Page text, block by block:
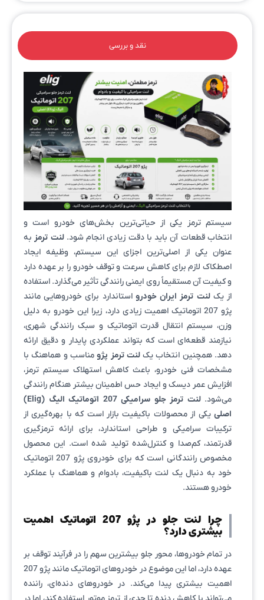
نقد و بررسی
سیستم ترمز یکی از حیاتی‌ترین بخش‌های خودرو است و
انتخاب قطعات آن باید با دقت زیادی انجام شود.لنت ترمز به
عنوان یکی از اصلی‌ترین اجزای این سیستم، وظیفه ایجاد
اصطکاک لازم برای کاهش سرعت و توقف خودرو را بر عهده دارد
و کیفیت آن مستقیماً روی ایمنی رانندگی تأثیر می‌گذارد. استفاده
از یکلنت ترمز ایران خودرو استاندارد برای خودروهایی مانند
پژو 207 اتوماتیک اهمیت زیادی دارد، زیرا این خودرو به دلیل
وزن، سیستم انتقال قدرت اتوماتیک و سبک رانندگی شهری،
نیازمند قطعه‌ای است که بتواند عملکردی پایدار و دقیق ارائه
دهد. همچنین انتخاب یکلنت ترمز پژومناسب و هماهنگ با
مشخصات فنی خودرو، باعث کاهش استهلاک سیستم ترمز،
افزایش عمر دیسک و ایجاد حس اطمینان بیشتر هنگام رانندگی
می‌شود.
لنت ترمز جلو سرامیکی 207 اتوماتیک الیگ (Elig)
اصلی یکی از محصولات باکیفیت بازار است که با بهره‌گیری از
ترکیبات سرامیکی و طراحی استاندارد، برای ارائه ترمزگیری
قدرتمند، کم‌صدا و کنترل‌شده تولید شده است. این محصول
مخصوص رانندگانی است که برای خودروی پژو 207 اتوماتیک
خود به دنبال یک لنت باکیفیت، بادوام و هماهنگ با عملکرد
خودرو هستند.
چرا لنت جلو در پژو 207 اتوماتیک اهمیت
بیشتری دارد؟
در تمام خودروها، محور جلو بیشترین سهم را در فرآیند توقف بر
عهده دارد، اما این موضوع در خودروهای اتوماتیک مانند پژو 207
اهمیت بیشتری پیدا می‌کند. در خودروهای دنده‌ای، راننده